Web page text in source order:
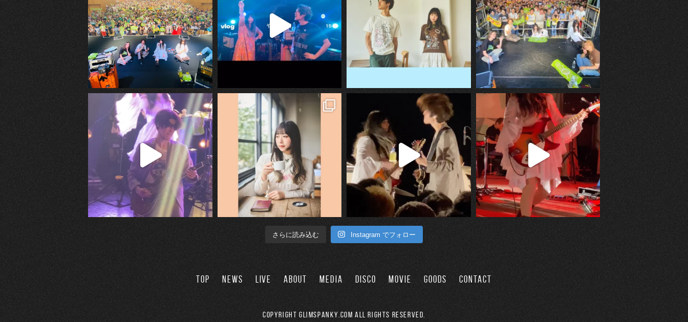
さらに読み込む Instagram でフォロー
TOP NEWS LIVE ABOUT MEDIA DISCO MOVIE GOODS CONTACT
Copyright GLIMSPANKY.COM All Rights Reserved.